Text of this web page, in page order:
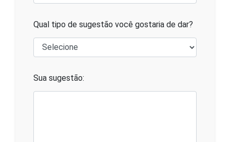
Qual tipo de sugestão você gostaria de dar?
Sua sugestão: